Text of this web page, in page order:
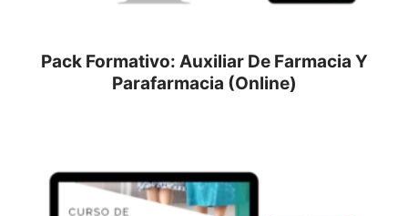
Pack Formativo: Auxiliar De Farmacia Y
Parafarmacia (Online)